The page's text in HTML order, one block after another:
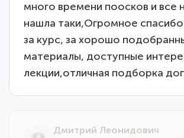
много времени поосков и все
нашла таки,Огромное
за курс, за хорошо
материалы, доступные
лекции,отличная подборка
Дмитрий Леонидович